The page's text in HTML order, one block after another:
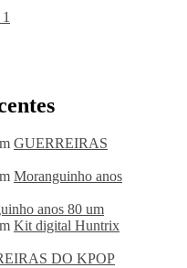
GUERREIRAS
Moranguinho anos
anos 80 um
Kit digital Huntrix
DO KPOP